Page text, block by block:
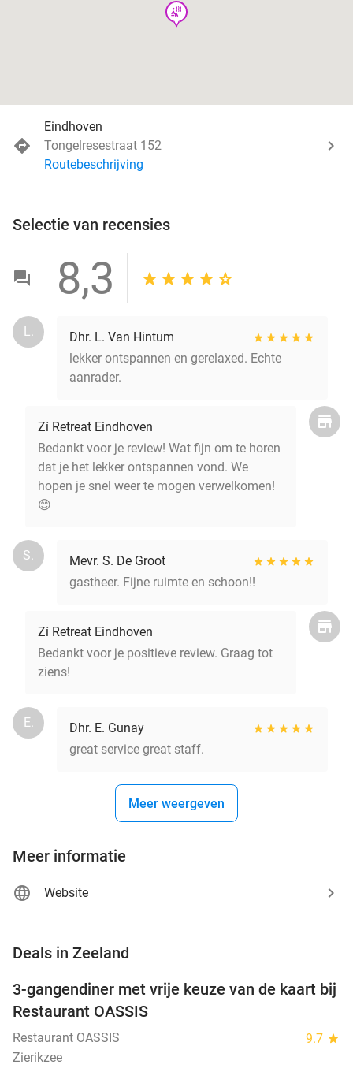
wellness
Eindhoven
Tongelresestraat 152
Routebeschrijving
Selectie van recensies
8,3
L.
Dhr. L. Van Hintum
lekker ontspannen en gerelaxed. Echte
aanrader.
Zí Retreat Eindhoven
Bedankt voor je review! Wat fijn om te horen
dat je het lekker ontspannen vond. We
hopen je snel weer te mogen verwelkomen!
😊
S.
Mevr. S. De Groot
gastheer. Fijne ruimte en schoon!!
Zí Retreat Eindhoven
Bedankt voor je positieve review. Graag tot
ziens!
E.
Dhr. E. Gunay
great service great staff.
Meer weergeven
Meer informatie
Website
Deals in Zeeland
43%
3-gangendiner met vrije keuze van de kaart bij
Restaurant OASSIS
Restaurant OASSIS 9.7 star
Zierikzee